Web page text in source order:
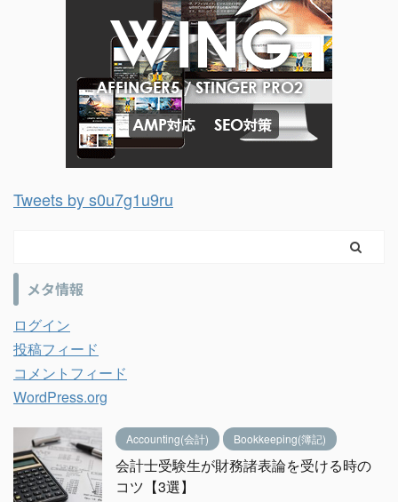
Tweets by s0u7g1u9ru
メタ情報
ログイン
投稿フィード
コメントフィード
WordPress.org
Accounting(会計) Bookkeeping(簿記)
会計士受験生が財務諸表論を受ける時の
コツ【3選】